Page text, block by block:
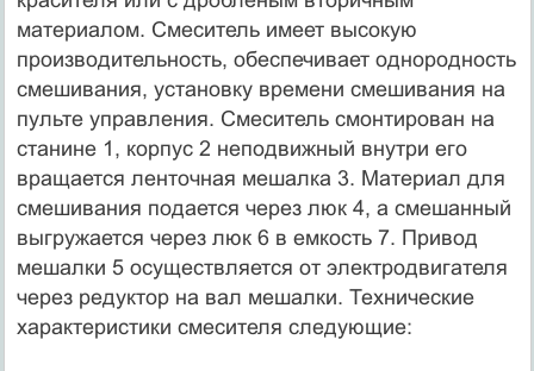
материалом. Смеситель имеет высокую
производительность, обеспечивает однородность
смешивания, установку времени смешивания на
пульте управления. Смеситель смонтирован на
станине 1, корпус 2 неподвижный внутри его
вращается ленточная мешалка 3. Материал для
смешивания подается через люк 4, а смешанный
выгружается через люк 6 в емкость 7. Привод
мешалки 5 осуществляется от электродвигателя
через редуктор на вал мешалки. Технические
характеристики смесителя следующие: